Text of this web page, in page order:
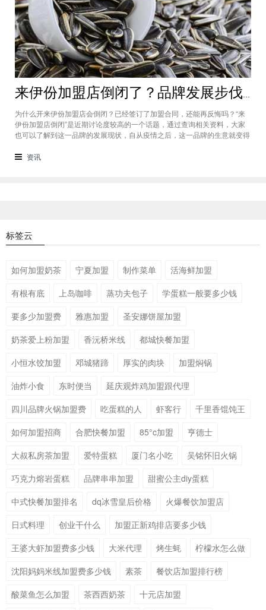
来伊份加盟店倒闭了？品牌发展步伐放缓拉开“巨亏”序幕
为什么开来伊份加盟店会倒闭？已经签订了加盟合同，还能再反悔吗？“来
伊份加盟店倒闭”是近期讨论度较高的一个话题，通过查询相关资料，大家
也可以了解到这一品牌的发展现状，自从疫情之后，这一品牌的生意就变得
加盟店，可以先观望一下品牌发展趋势怎么样。
资讯
标签云
如何加盟奶茶 宁夏加盟 制作菜单
活海鲜加盟
有根有底
上岛咖啡 蒸功夫包子
学蛋糕一般要多少钱
要多少加盟费
雅惠加盟
圣安娜饼屋加盟
奶茶爱上粉加盟
香沅桥米线
都城快餐加盟
小恒水饺加盟
邓城猪蹄 厚实的肉块
加盟焖锅
油炸小食
东时便当
延庆观炸鸡加盟跟代理
四川品牌火锅加盟费
吃蛋糕的人 虾客行
千里香馄饨王
如何加盟招商
合肥快餐加盟 85°c加盟
亨德士
大叔私房茶加盟
爱特蛋糕 厦门名小吃
吴铭怀旧火锅
巧克力熔岩蛋糕
品牌串串加盟
甜蜜公主diy蛋糕
中式快餐加盟排名
dq冰雪皇后价格
火爆餐饮加盟店
日式料理
创业干什么
加盟正新鸡排店要多少钱
王婆大虾加盟费多少钱
大米代理 烤生蚝
柠檬水怎么做
沈阳妈妈米线加盟费多少钱
素茶
餐饮店加盟排行榜
酸菜鱼怎么加盟
茶西西奶茶
十元店加盟